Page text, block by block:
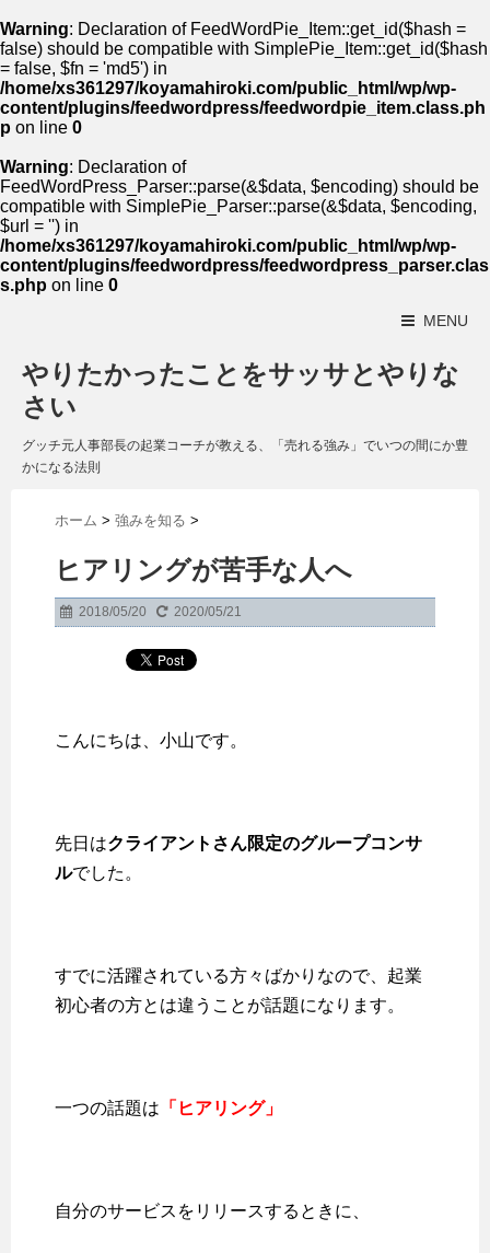
Warning: Declaration of FeedWordPie_Item::get_id($hash =
false) should be compatible with SimplePie_Item::get_id($hash
= false, $fn = 'md5') in
/home/xs361297/koyamahiroki.com/public_html/wp/wp-
content/plugins/feedwordpress/feedwordpie_item.class.ph
p on line 0
Warning: Declaration of
FeedWordPress_Parser::parse(&$data, $encoding) should be
compatible with SimplePie_Parser::parse(&$data, $encoding,
$url = '') in
/home/xs361297/koyamahiroki.com/public_html/wp/wp-
content/plugins/feedwordpress/feedwordpress_parser.clas
s.php on line 0
MENU
やりたかったことをサッサとやりな
さい
グッチ元人事部長の起業コーチが教える、「売れる強み」でいつの間にか豊
かになる法則
ホーム > 強みを知る >
ヒアリングが苦手な人へ
2018/05/20 2020/05/21
こんにちは、小山です。
先日はクライアントさん限定のグループコンサ
ルでした。
すでに活躍されている方々ばかりなので、起業
初心者の方とは違うことが話題になります。
一つの話題は 「ヒアリング」
自分のサービスをリリースするときに、